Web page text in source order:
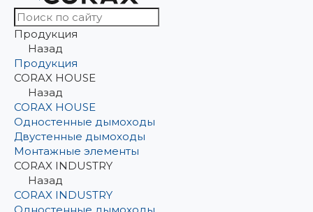
Продукция
Назад
Продукция
CORAX HOUSE
Назад
CORAX HOUSE
Одностенные дымоходы
Двустенные дымоходы
Монтажные элементы
CORAX INDUSTRY
Назад
CORAX INDUSTRY